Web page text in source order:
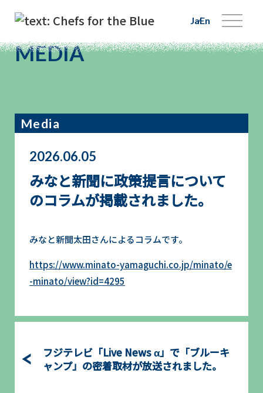
En
Ja
MEDIA
Media
2026.06.05
みなと新聞に政策提言について
のコラムが掲載されました。
みなと新聞太田さんによるコラムです。
https://www.minato-yamaguchi.co.jp/minato/e
-minato/view?id=4295
フジテレビ「Live News α」で「ブルーキ
ャンプ」の密着取材が放送されました。